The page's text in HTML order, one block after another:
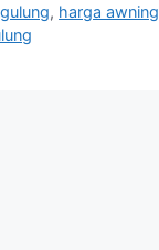
, harga awning